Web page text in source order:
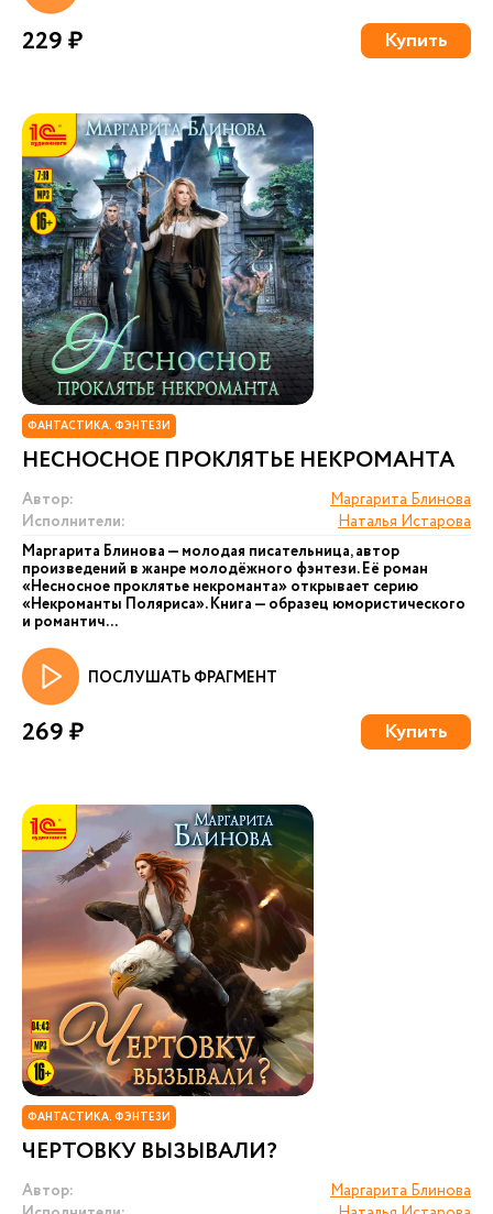
229 ₽ Купить
ФАНТАСТИКА. ФЭНТЕЗИ
НЕСНОСНОЕ ПРОКЛЯТЬЕ НЕКРОМАНТА
Автор:
Маргарита Блинова
Исполнители:
Наталья Истарова
Маргарита Блинова — молодая писательница, автор
произведений в жанре молодёжного фэнтези. Её роман
«Несносное проклятье некроманта» открывает серию
«Некроманты Поляриса». Книга — образец юмористического
и романтич...
ПОСЛУШАТЬ ФРАГМЕНТ
269 ₽ Купить
ФАНТАСТИКА. ФЭНТЕЗИ
ЧЕРТОВКУ ВЫЗЫВАЛИ?
Автор:
Маргарита Блинова